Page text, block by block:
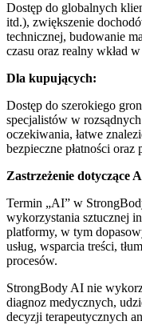
Dostęp do globalnych
itd.), zwiększenie
technicznej, budowanie
czasu oraz realny wkład
Dla kupujących:
Dostęp do szerokiego
specjalistów w
oczekiwania, łatwe
bezpieczne płatności
Zastrzeżenie dotyczące
Termin „AI” w
wykorzystania sztucznej
platformy, w tym
usług, wsparcia treści,
procesów.
StrongBody AI nie
diagnoz medycznych,
decyzji terapeutycznych